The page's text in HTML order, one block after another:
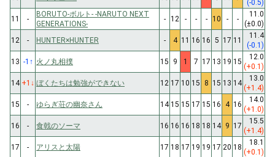
(-0.5)
11
-
BORUTO-ボルト- -NARUTO NEXT
GENERATIONS-
- 12 - - - 10 - -
11.0
(±0.0)
12
- HUNTER×HUNTER - 4 11 16 16 5 17 11
11.4
(-0.1)
13 -1 ↑ 火ノ丸相撲 15 9 1 7 17 13 19 15
12.0
(+0.1)
14 +1 ↓ ぼくたちは勉強ができない 12 17 10 15 8 15 13 14
13.0
(+1.4)
15
- ゆらぎ荘の幽奈さん 14 15 15 17 15 16 4 16
14.0
(+1.0)
16
- 食戟のソーマ 16 16 16 18 18 14 9 17
15.5
(+1.4)
17
- アリスと太陽 17 18 17 19 19 17 20 18
18.1
(+0.1)